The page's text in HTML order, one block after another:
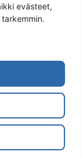
evästeet,